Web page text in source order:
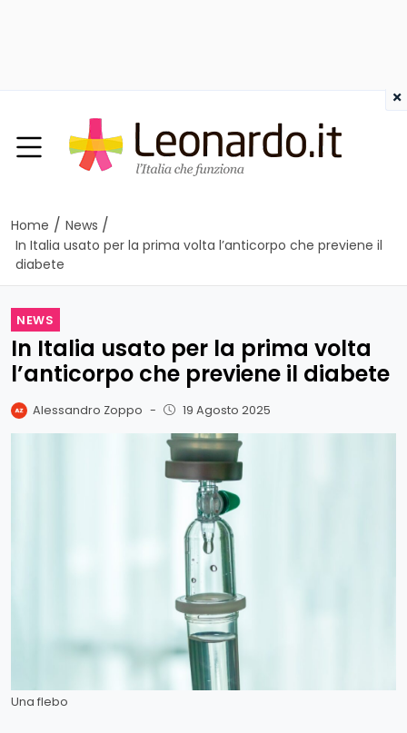
Home / News /
In Italia usato per la prima volta l’anticorpo che previene il
diabete
NEWS
In Italia usato per la prima volta
l’anticorpo che previene il diabete
Alessandro Zoppo - 19 Agosto 2025
Una flebo
×